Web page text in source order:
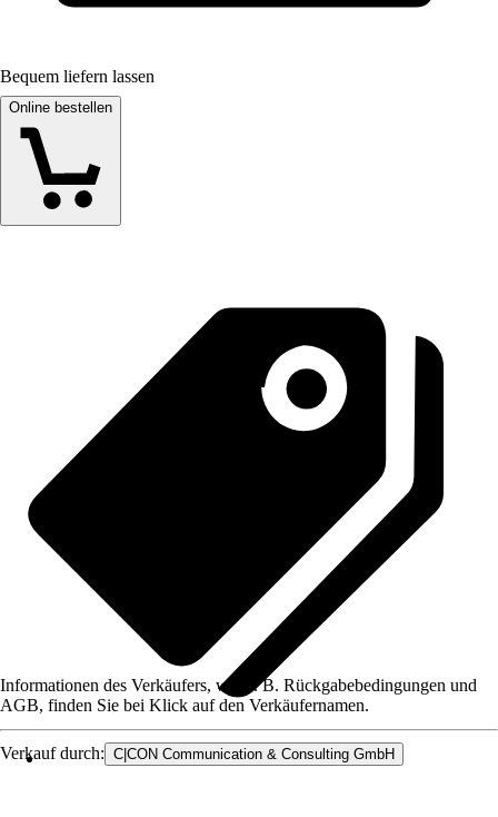
Bequem liefern lassen
Online bestellen
Verkauf durch: C|CON Communication & Consulting GmbH
Informationen des Verkäufers, wie z. B. Rückgabebedingungen und
AGB, finden Sie bei Klick auf den Verkäufernamen.